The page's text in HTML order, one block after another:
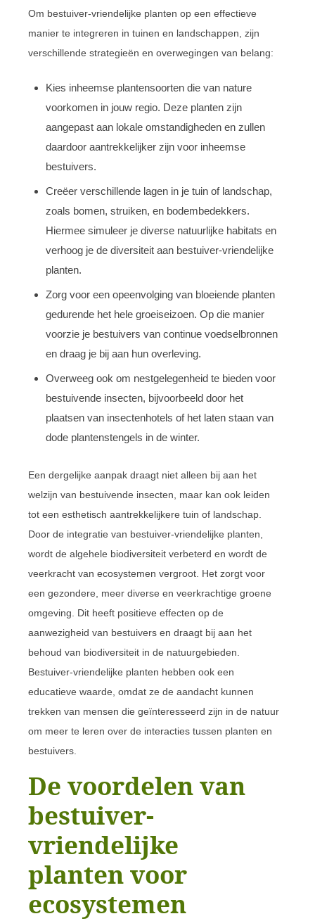
Om bestuiver-vriendelijke planten op een effectieve
manier te integreren in tuinen en landschappen, zijn
verschillende strategieën en overwegingen van belang:
Kies inheemse plantensoorten die van nature
voorkomen in jouw regio. Deze planten zijn
aangepast aan lokale omstandigheden en zullen
daardoor aantrekkelijker zijn voor inheemse
bestuivers.
Creëer verschillende lagen in je tuin of landschap,
zoals bomen, struiken, en bodembedekkers.
Hiermee simuleer je diverse natuurlijke habitats en
verhoog je de diversiteit aan bestuiver-vriendelijke
planten.
Zorg voor een opeenvolging van bloeiende planten
gedurende het hele groeiseizoen. Op die manier
voorzie je bestuivers van continue voedselbronnen
en draag je bij aan hun overleving.
Overweeg ook om nestgelegenheid te bieden voor
bestuivende insecten, bijvoorbeeld door het
plaatsen van insectenhotels of het laten staan van
dode plantenstengels in de winter.
Een dergelijke aanpak draagt niet alleen bij aan het
welzijn van bestuivende insecten, maar kan ook leiden
tot een esthetisch aantrekkelijkere tuin of landschap.
Door de integratie van bestuiver-vriendelijke planten,
wordt de algehele biodiversiteit verbeterd en wordt de
veerkracht van ecosystemen vergroot. Het zorgt voor
een gezondere, meer diverse en veerkrachtige groene
omgeving. Dit heeft positieve effecten op de
aanwezigheid van bestuivers en draagt bij aan het
behoud van biodiversiteit in de natuurgebieden.
Bestuiver-vriendelijke planten hebben ook een
educatieve waarde, omdat ze de aandacht kunnen
trekken van mensen die geïnteresseerd zijn in de natuur
om meer te leren over de interacties tussen planten en
bestuivers.
De voordelen van
bestuiver-
vriendelijke
planten voor
ecosystemen